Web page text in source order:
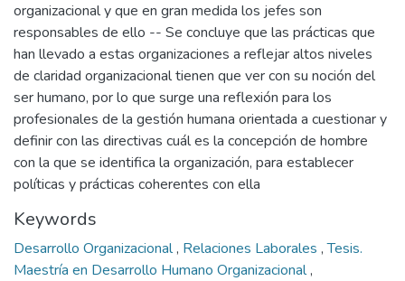
organizacional y que en gran medida los jefes son
responsables de ello -- Se concluye que las prácticas que
han llevado a estas organizaciones a reflejar altos niveles
de claridad organizacional tienen que ver con su noción del
ser humano, por lo que surge una reflexión para los
profesionales de la gestión humana orientada a cuestionar y
definir con las directivas cuál es la concepción de hombre
con la que se identifica la organización, para establecer
políticas y prácticas coherentes con ella
Keywords
Desarrollo Organizacional, Relaciones Laborales ,Tesis.
Maestría en Desarrollo Humano Organizacional,